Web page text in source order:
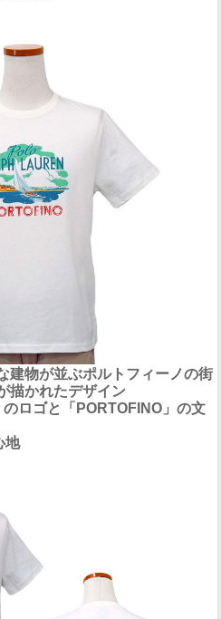
建物が並ぶポルトフィーノの街
描かれたデザイン
ロゴと「PORTOFINO」の文
地